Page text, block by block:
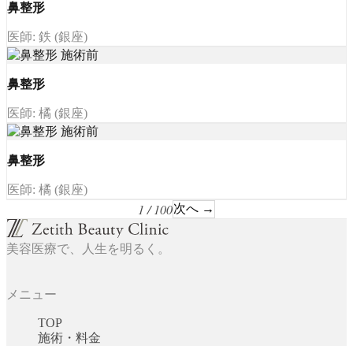
鼻整形
医師: 鉄 (銀座)
鼻整形
医師: 橘 (銀座)
鼻整形
医師: 橘 (銀座)
1 / 100次へ →
美容医療で、人生を明るく。
メニュー
TOP
施術・料金